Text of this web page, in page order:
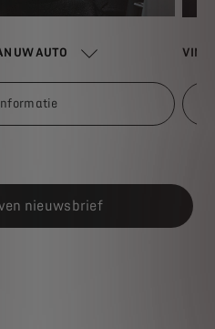
UW AUTO VIND
nieuwsbrief